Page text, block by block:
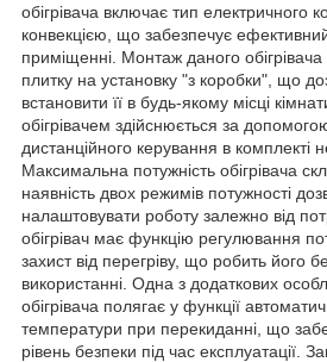
обігрівача включає тип електричного
конвекцією, що забезпечує
приміщенні. Монтаж даного
плитку на установку "з коробки", що
встановити її в будь-якому місці
обігрівачем здійснюється за
дистанційного керування в комплекті
Максимальна потужність обігрівача
наявність двох режимів потужності
налаштовувати роботу залежно від
обігрівач має функцію регулювання
захист від перегріву, що робить його
використанні. Одна з додаткових
обігрівача полягає у функції
температури при перекиданні, що
рівень безпеки під час експлуатації.